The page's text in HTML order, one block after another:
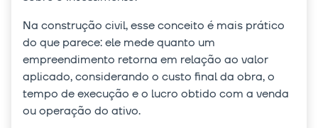
Na construção civil, esse conceito é mais prático
do que parece: ele mede quanto um
empreendimento retorna em relação ao valor
aplicado, considerando o custo final da obra, o
tempo de execução e o lucro obtido com a venda
ou operação do ativo.